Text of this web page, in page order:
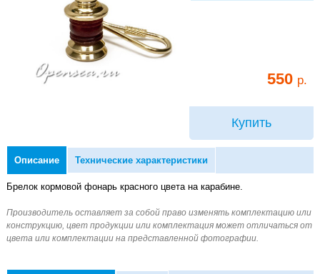
550 р.
Купить
Описание Технические характеристики
Брелок кормовой фонарь красного цвета на карабине.